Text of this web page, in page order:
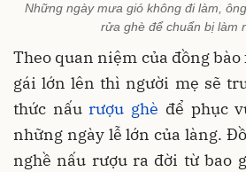
Những ngày mưa gió không đi làm,
rửa ghè để chuẩn bị làm
Theo quan niệm của đồng
gái lớn lên thì người mẹ sẽ
thức nấurượu ghè để phục
những ngày lễ lớn của làng.
nghề nấu rượu ra đời từ bao